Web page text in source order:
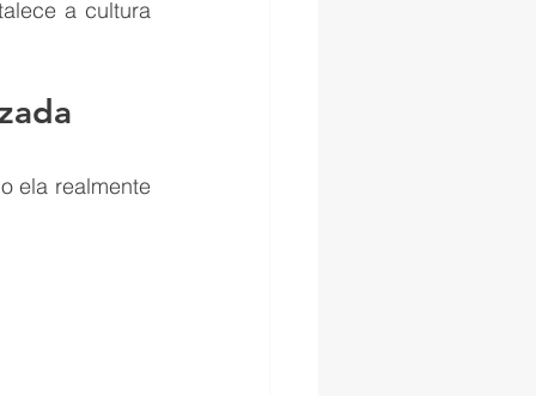
a cultura
ela realmente